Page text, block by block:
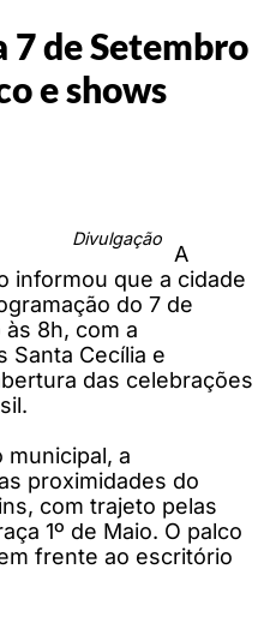
de Setembro
e shows
Divulgação
A
informou que a cidade
do 7 de
8h, com a
Santa Cecília e
das celebrações
municipal, a
proximidades do
com trajeto pelas
1º de Maio. O palco
frente ao escritório